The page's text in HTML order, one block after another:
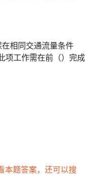
相同交通流量条件
项工作需在前（）完成
本题答案，还可以搜